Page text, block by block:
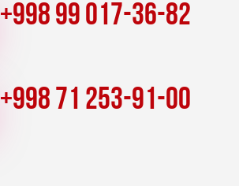
+998 99 017-36-82
+998 71 253-91-00